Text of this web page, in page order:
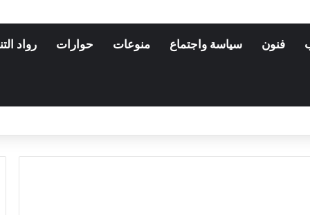
فنون سياسة واجتماع منوعات حوارات رواد